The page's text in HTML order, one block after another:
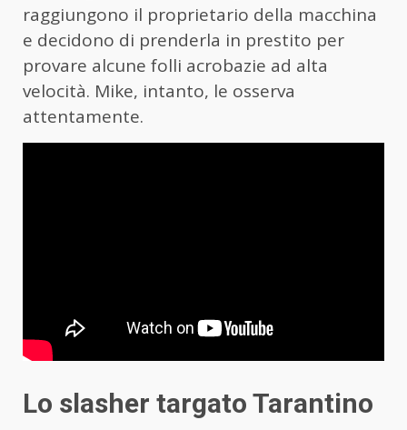
raggiungono il proprietario della macchina
e decidono di prenderla in prestito per
provare alcune folli acrobazie ad alta
velocità. Mike, intanto, le osserva
attentamente.
Lo slasher targato Tarantino